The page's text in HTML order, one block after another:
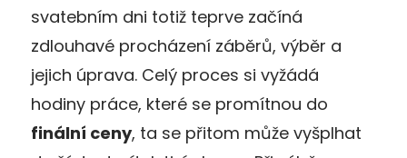
svatebním dni totiž teprve začíná
zdlouhavé procházení záběrů, výběr a
jejich úprava. Celý proces si vyžádá
hodiny práce, které se promítnou do
finální ceny, ta se přitom může vyšplhat